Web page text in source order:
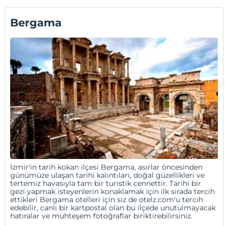
Bergama
İzmir'in tarih kokan ilçesi Bergama, asırlar öncesinden
günümüze ulaşan tarihi kalıntıları, doğal güzellikleri ve
tertemiz havasıyla tam bir turistik cennettir. Tarihi bir
gezi yapmak isteyenlerin konaklamak için ilk sırada tercih
ettikleri Bergama otelleri için siz de otelz.com'u tercih
edebilir, canlı bir kartpostal olan bu ilçede unutulmayacak
hatıralar ve muhteşem fotoğraflar biriktirebilirsiniz.